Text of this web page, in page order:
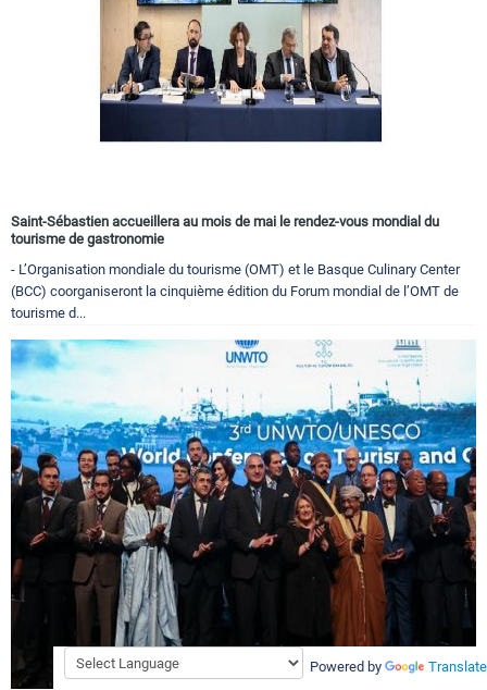
Saint-Sébastien accueillera au mois de mai le rendez-vous mondial du
tourisme de gastronomie
- L’Organisation mondiale du tourisme (OMT) et le Basque Culinary Center
(BCC) coorganiseront la cinquième édition du Forum mondial de l’OMT de
tourisme d...
Powered by Translate